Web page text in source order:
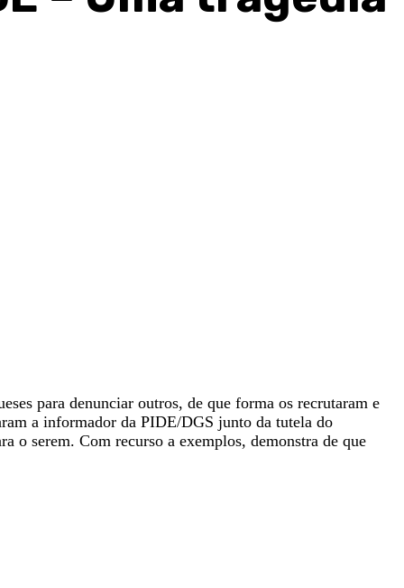
para denunciar outros, de que forma os recrutaram e
a informador da PIDE/DGS junto da tutela do
o serem. Com recurso a exemplos, demonstra de que